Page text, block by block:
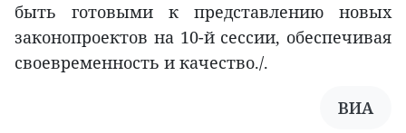
быть готовыми к представлению новых
законопроектов на 10-й сессии, обеспечивая
своевременность и качество./.
ВИА